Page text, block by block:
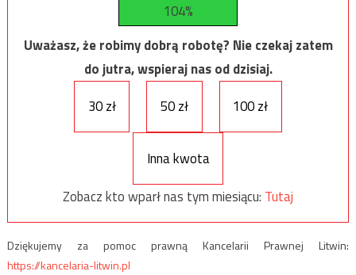
104%
Uważasz, że robimy dobrą robotę? Nie czekaj zatem
do jutra, wspieraj nas od dzisiaj.
30 zł
50 zł 100 zł
Inna kwota
Zobacz kto wparł nas tym miesiącu: Tutaj
Dziękujemy za pomoc prawną Kancelarii Prawnej Litwin:
https://kancelaria-litwin.pl